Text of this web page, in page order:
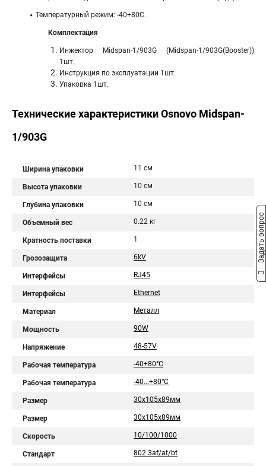
Температурный режим: -40+80С.
Комплектация
Инжектор Midspan-1/903G (Midspan-1/903G(Booster))
1шт.
Инструкция по эксплуатации 1шт.
Упаковка 1шт.
Технические характеристики Osnovo Midspan-
1/903G
Ширина упаковки 11 см
Высота упаковки 10 см
Глубина упаковки 10 см
Объемный вес 0.22 кг
Кратность поставки 1
Грозозащита 6kV
Интерфейсы RJ45
Интерфейсы Ethernet
Материал Металл
Мощность 90W
Напряжение 48-57V
Рабочая температура -40+80°C
Рабочая температура -40...+80°С
Размер 30x105x89мм
Размер 30х105х89мм
Скорость 10/100/1000
Стандарт 802.3af/at/bt
Задать вопрос